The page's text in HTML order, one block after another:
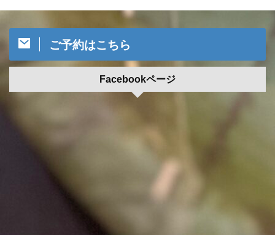
ご予約はこちら
Facebookページ